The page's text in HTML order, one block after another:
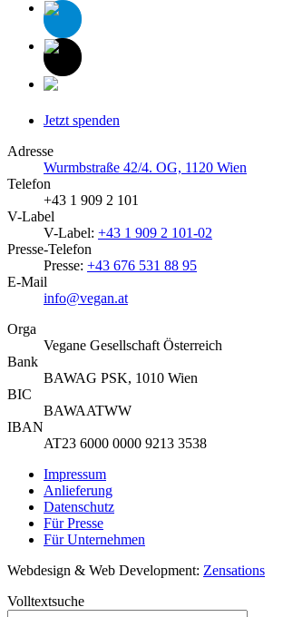
Jetzt spenden
Adresse
Wurmbstraße 42/4. OG, 1120 Wien
Telefon
+43 1 909 2 101
V-Label
V-Label: +43 1 909 2 101-02
Presse-Telefon
Presse: +43 676 531 88 95
E-Mail
info@vegan.at
Orga
Vegane Gesellschaft Österreich
Bank
BAWAG PSK, 1010 Wien
BIC
BAWAATWW
IBAN
AT23 6000 0000 9213 3538
Impressum
Anlieferung
Datenschutz
Für Presse
Für Unternehmen
Webdesign & Web Development: Zensations
Volltextsuche